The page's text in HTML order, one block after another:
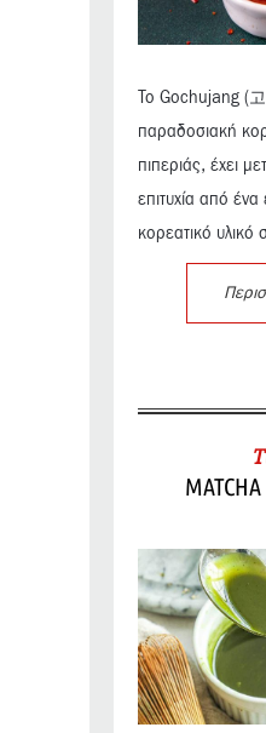
Το Gochujang (
παραδοσιακή
πιπεριάς, έχει
επιτυχία από ένα
κορεατικό
MATCHA